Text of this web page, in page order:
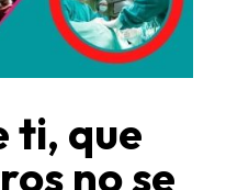
ti, que
no se